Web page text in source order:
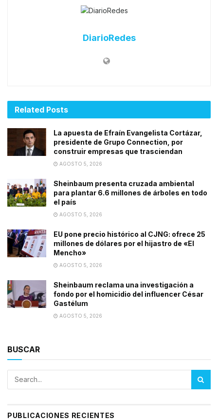
DiarioRedes
Related Posts
La apuesta de Efraín Evangelista Cortázar,
presidente de Grupo Connection, por
construir empresas que trasciendan
AGOSTO 5, 2026
Sheinbaum presenta cruzada ambiental
para plantar 6.6 millones de árboles en todo
el país
AGOSTO 5, 2026
EU pone precio histórico al CJNG: ofrece 25
millones de dólares por el hijastro de «El
Mencho»
AGOSTO 5, 2026
Sheinbaum reclama una investigación a
fondo por el homicidio del influencer César
Gastélum
AGOSTO 5, 2026
BUSCAR
PUBLICACIONES RECIENTES